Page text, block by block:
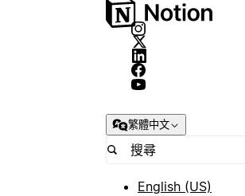
繁體中文
English (US)